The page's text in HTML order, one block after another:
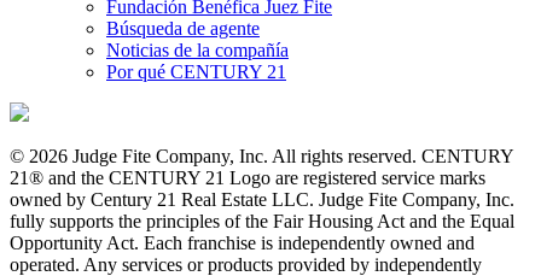
Fundación Benéfica Juez Fite
Búsqueda de agente
Noticias de la compañía
Por qué CENTURY 21
© 2026 Judge Fite Company, Inc. All rights reserved. CENTURY
21® and the CENTURY 21 Logo are registered service marks
owned by Century 21 Real Estate LLC. Judge Fite Company, Inc.
fully supports the principles of the Fair Housing Act and the Equal
Opportunity Act. Each franchise is independently owned and
operated. Any services or products provided by independently